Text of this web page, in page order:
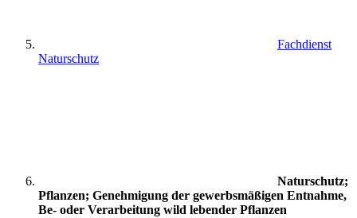
Fachdienst
Naturschutz
Naturschutz;
Pflanzen; Genehmigung der gewerbsmäßigen Entnahme,
Be- oder Verarbeitung wild lebender Pflanzen